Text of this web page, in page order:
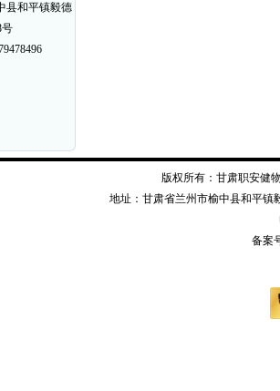
县和平镇毅德
版权所有：甘肃职安健
地址：甘肃省兰州市榆中县和平镇
备案